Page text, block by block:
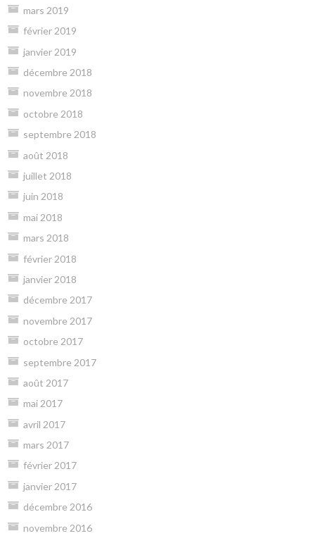
mars 2019
février 2019
janvier 2019
décembre 2018
novembre 2018
octobre 2018
septembre 2018
août 2018
juillet 2018
juin 2018
mai 2018
mars 2018
février 2018
janvier 2018
décembre 2017
novembre 2017
octobre 2017
septembre 2017
août 2017
mai 2017
avril 2017
mars 2017
février 2017
janvier 2017
décembre 2016
novembre 2016